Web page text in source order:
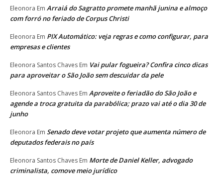
Eleonora Em Arraiá do Sagratto promete manhã junina e almoço
com forró no feriado de Corpus Christi
Eleonora Em PIX Automático: veja regras e como configurar, para
empresas e clientes
Eleonora Santos Chaves Em Vai pular fogueira? Confira cinco dicas
para aproveitar o São João sem descuidar da pele
Eleonora Santos Chaves Em Aproveite o feriadão do São João e
agende a troca gratuita da parabólica; prazo vai até o dia 30 de
junho
Eleonora Em Senado deve votar projeto que aumenta número de
deputados federais no país
Eleonora Santos Chaves Em Morte de Daniel Keller, advogado
criminalista, comove meio jurídico